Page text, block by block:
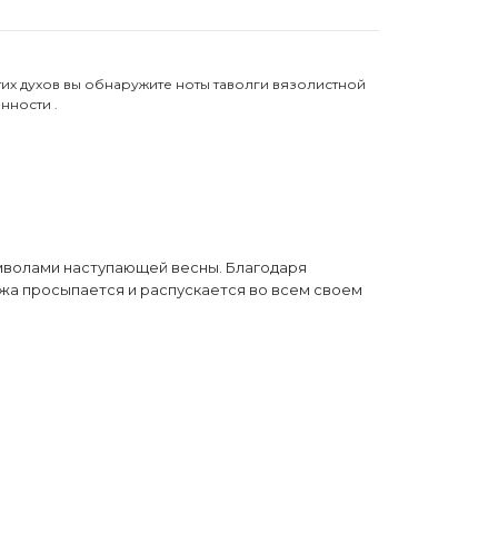
духов вы обнаружите ноты таволги вязолистной
.
наступающей весны. Благодаря
просыпается и распускается во всем своем